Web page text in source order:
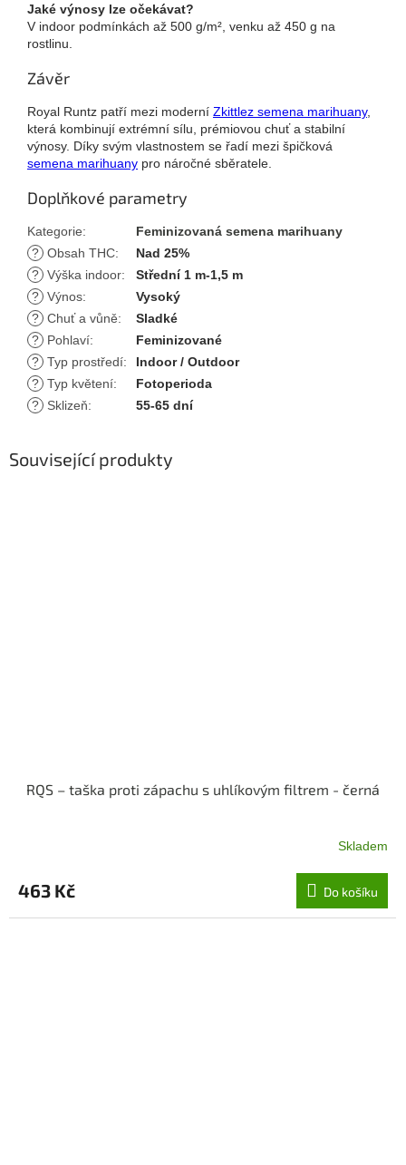
Jaké výnosy lze očekávat?
V indoor podmínkách až 500 g/m², venku až 450 g na
rostlinu.
Závěr
Royal Runtz patří mezi moderní Zkittlez semena marihuany,
která kombinují extrémní sílu, prémiovou chuť a stabilní
výnosy. Díky svým vlastnostem se řadí mezi špičková
semena marihuany pro náročné sběratele.
Doplňkové parametry
Kategorie:
Feminizovaná semena marihuany
? Obsah THC:
Nad 25%
? Výška indoor:
Střední 1 m-1,5 m
? Výnos:
Vysoký
? Chuť a vůně:
Sladké
?
Pohlaví:
Feminizované
? Typ prostředí:
Indoor / Outdoor
? Typ květení:
Fotoperioda
?
Sklizeň: 55-65 dní
Související produkty
RQS – taška proti zápachu s uhlíkovým filtrem - černá
Skladem
463 Kč Do košíku